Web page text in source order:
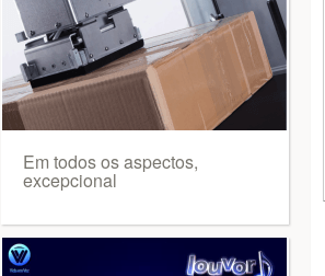
Em todos os aspectos,
excepcional